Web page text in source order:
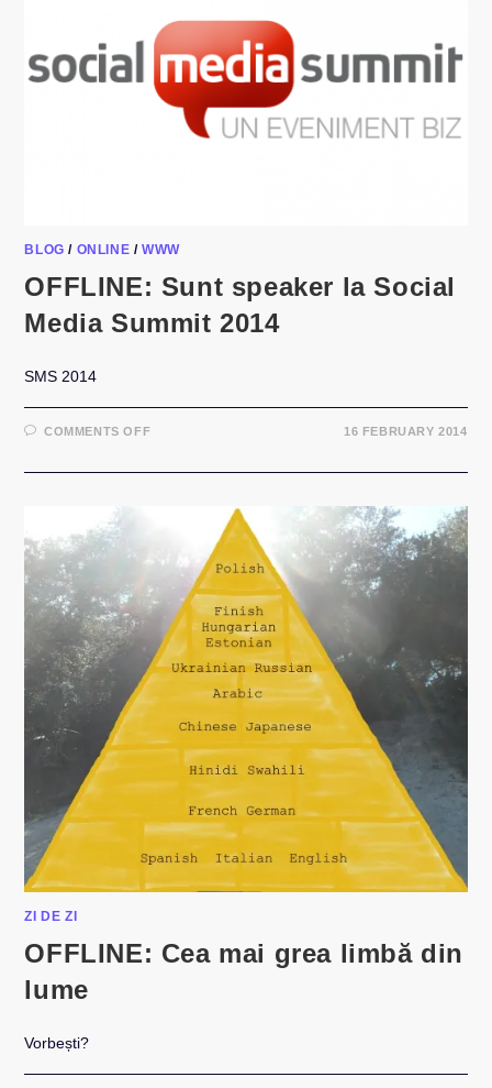
BLOG / ONLINE /WWW
OFFLINE: Sunt speaker la Social
Media Summit 2014
SMS 2014
COMMENTS OFFON
SPEAKER
16 FEBRUARY 2014
ZI DE ZI
OFFLINE: Cea mai grea limbă din
lume
Vorbești?